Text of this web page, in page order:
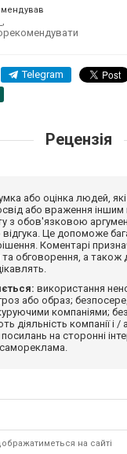
,
Telegram
Рецензія
або оцінка людей,
або враження іншим
з обов'язковою
Це допоможе
Коментарі
та обговорення, а також
використання
або образ;
компаніями;
діяльність компанії і /
на сторонні
на сайті